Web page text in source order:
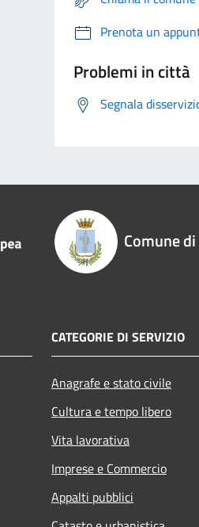
Prenota un
Problemi in città
Segnala
Comune
CATEGORIE DI SERVIZIO
Anagrafe e stato civile
Cultura e tempo libero
Vita lavorativa
Imprese e Commercio
Appalti pubblici